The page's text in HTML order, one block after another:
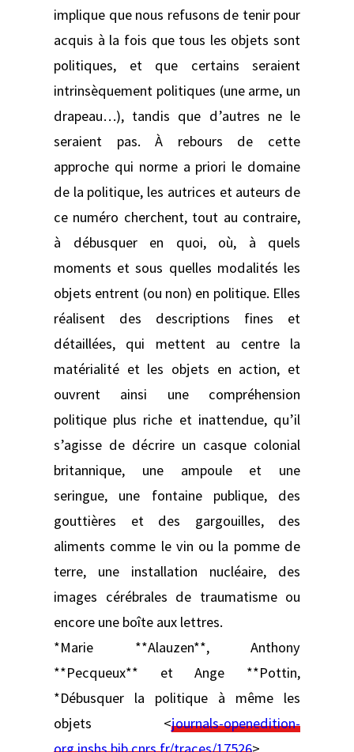
implique que nous refusons de tenir pour
acquis à la fois que tous les objets sont
politiques, et que certains seraient
intrinsèquement politiques (une arme, un
drapeau…), tandis que d’autres ne le
seraient pas. À rebours de cette
approche qui norme a priori le domaine
de la politique, les autrices et auteurs de
ce numéro cherchent, tout au contraire,
à débusquer en quoi, où, à quels
moments et sous quelles modalités les
objets entrent (ou non) en politique. Elles
réalisent des descriptions fines et
détaillées, qui mettent au centre la
matérialité et les objets en action, et
ouvrent ainsi une compréhension
politique plus riche et inattendue, qu’il
s’agisse de décrire un casque colonial
britannique, une ampoule et une
seringue, une fontaine publique, des
gouttières et des gargouilles, des
aliments comme le vin ou la pomme de
terre, une installation nucléaire, des
images cérébrales de traumatisme ou
encore une boîte aux lettres.
*Marie **Alauzen**, Anthony
**Pecqueux** et Ange **Pottin,
*Débusquer la politique à même les
objets <journals-openedition-